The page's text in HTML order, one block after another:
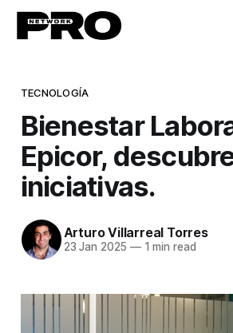
TECNOLOGÍA
Bienestar
Epicor,
iniciativas.
Arturo Villarreal Torres
23 Jan 2025 —1 min read